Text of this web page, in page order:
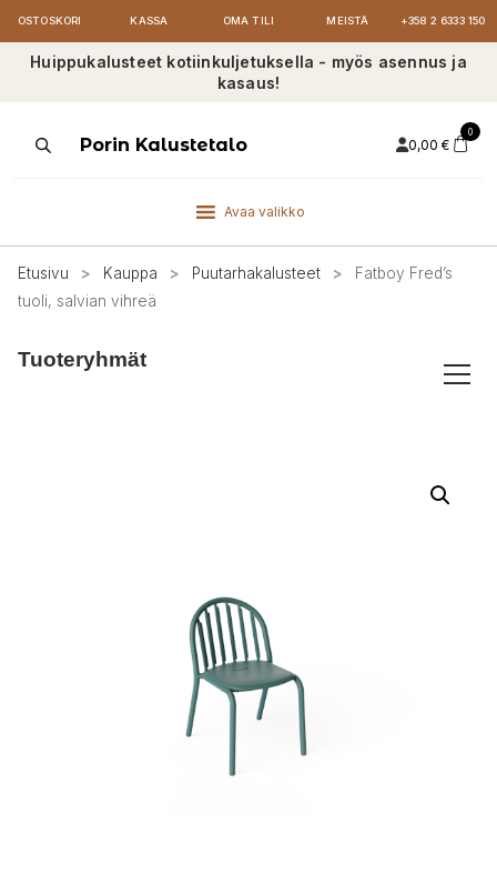
OSTOSKORI KASSA OMA TILI MEISTÄ +358 2 6333 150
Huippukalusteet kotiinkuljetuksella - myös asennus ja
kasaus!
ProductsPorin Kalustetalo 0,00 €
0
Avaa valikko
Etusivu > Kauppa > Puutarhakalusteet >
Fatboy Fred’s
tuoli, salvian vihreä
Tuoteryhmät